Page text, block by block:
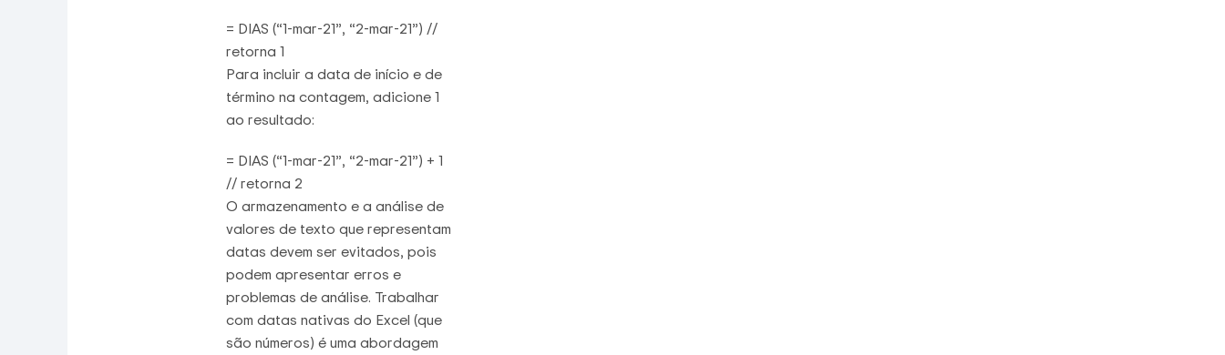
= DIAS (“1-mar-21”, “2-mar-21”) //
retorna 1
Para incluir a data de início e de
término na contagem, adicione 1
ao resultado:
= DIAS (“1-mar-21”, “2-mar-21”) + 1
// retorna 2
O armazenamento e a análise de
valores de texto que representam
datas devem ser evitados, pois
podem apresentar erros e
problemas de análise. Trabalhar
com datas nativas do Excel (que
são números) é uma abordagem